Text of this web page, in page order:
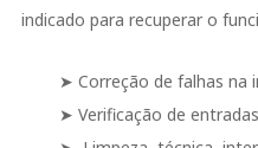
indicado para recuperar o
➤ Correção de falhas na
➤ Verificação de